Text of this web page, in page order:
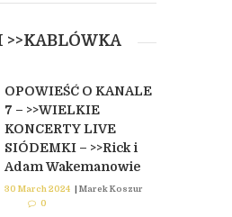
>>KABLÓWKA
OPOWIEŚĆ O KANALE
7 – >>WIELKIE
KONCERTY LIVE
SIÓDEMKI – >>Rick i
Adam Wakemanowie
30 March 2024
Marek Koszur
0